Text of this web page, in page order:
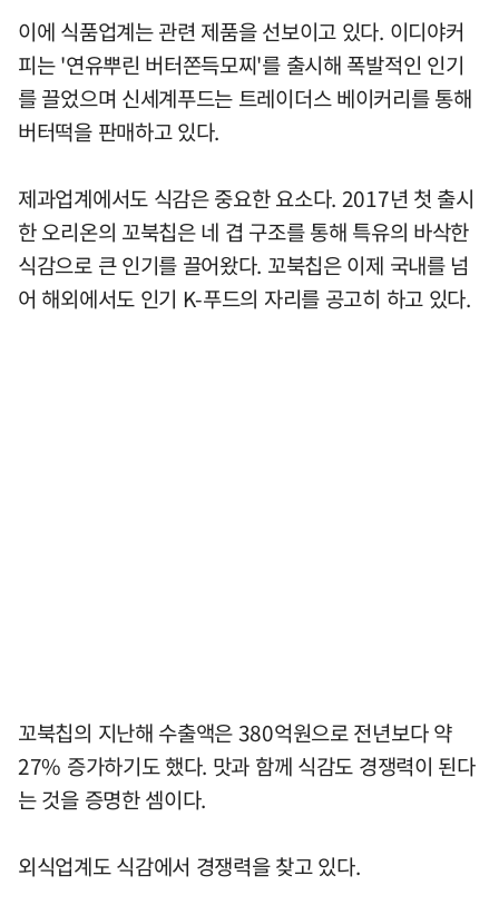
이에 식품업계는 관련 제품을 선보이고 있다. 이디야커
피는 '연유뿌린 버터쫀득모찌'를 출시해 폭발적인 인기
를 끌었으며 신세계푸드는 트레이더스 베이커리를 통해
버터떡을 판매하고 있다.
제과업계에서도 식감은 중요한 요소다. 2017년 첫 출시
한 오리온의 꼬북칩은 네 겹 구조를 통해 특유의 바삭한
식감으로 큰 인기를 끌어왔다. 꼬북칩은 이제 국내를 넘
어 해외에서도 인기 K-푸드의 자리를 공고히 하고 있다.
꼬북칩의 지난해 수출액은 380억원으로 전년보다 약
27% 증가하기도 했다. 맛과 함께 식감도 경쟁력이 된다
는 것을 증명한 셈이다.
외식업계도 식감에서 경쟁력을 찾고 있다.